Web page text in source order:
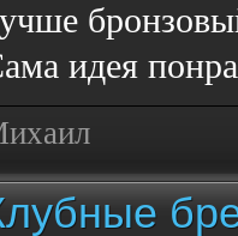
идея